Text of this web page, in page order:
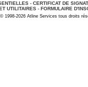
- CERTIFICAT DE
UTILITAIRES - FORMULAIRE
© 1998-2026 Atline Services tous droits